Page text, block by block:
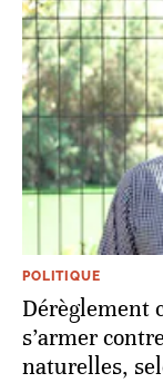
POLITIQUE
Dérèglement
s’armer
naturelles,